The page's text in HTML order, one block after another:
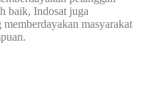
baik, Indosat juga
masyarakat